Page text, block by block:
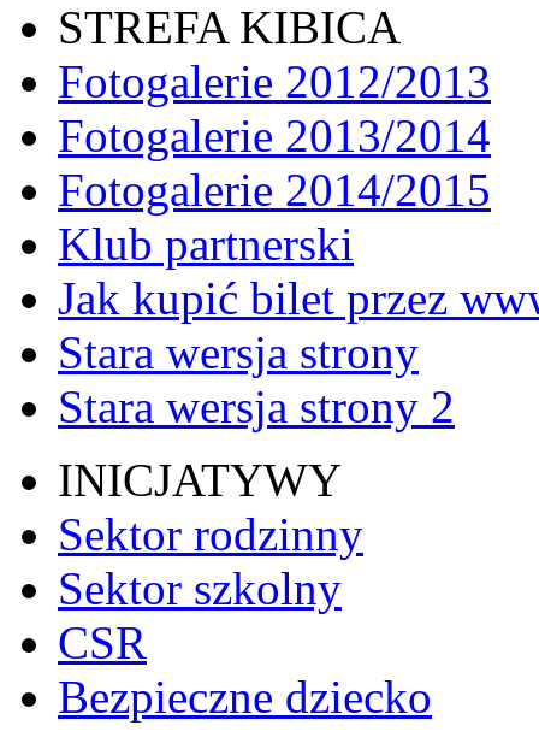
STREFA KIBICA
Fotogalerie 2012/2013
Fotogalerie 2013/2014
Fotogalerie 2014/2015
Klub partnerski
Jak kupić bilet przez
Stara wersja strony
Stara wersja strony 2
INICJATYWY
Sektor rodzinny
Sektor szkolny
CSR
Bezpieczne dziecko